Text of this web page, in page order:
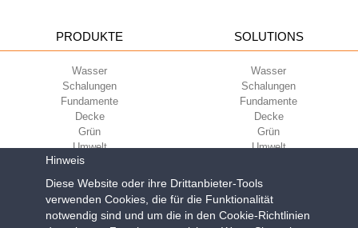
PRODUKTE
Wasser
Schalungen
Fundamente
Decke
Grün
Umwelt
Sport
SOLUTIONS
Wasser
Schalungen
Fundamente
Decke
Grün
Umwelt
UNTERNEHMEN
Nutzungsbedingungen
ECOKOMPATIBILITÄT
Green Building Council
Hinweis
Diese Website oder ihre Drittanbieter-Tools
verwenden Cookies, die für die Funktionalität
notwendig sind und um die in den Cookie-Richtlinien